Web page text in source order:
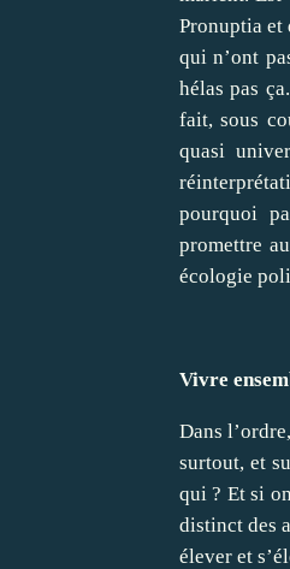
Pronuptia et
qui n’ont
hélas pas
fait, sous
quasi unive
pourquoi
promettre
écologie
Vivre
Dans
surtout, et
qui ? Et si
distinct des
élever et